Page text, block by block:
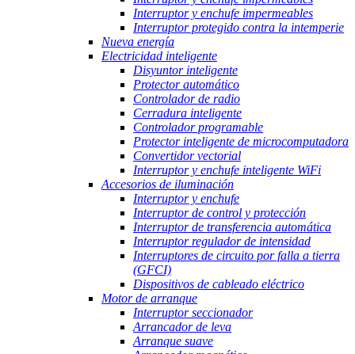
Interruptor y enchufe impermeables
Interruptor protegido contra la intemperie
Nueva energía
Electricidad inteligente
Disyuntor inteligente
Protector automático
Controlador de radio
Cerradura inteligente
Controlador programable
Protector inteligente de microcomputadora
Convertidor vectorial
Interruptor y enchufe inteligente WiFi
Accesorios de iluminación
Interruptor y enchufe
Interruptor de control y protección
Interruptor de transferencia automática
Interruptor regulador de intensidad
Interruptores de circuito por falla a tierra
(GFCI)
Dispositivos de cableado eléctrico
Motor de arranque
Interruptor seccionador
Arrancador de leva
Arranque suave